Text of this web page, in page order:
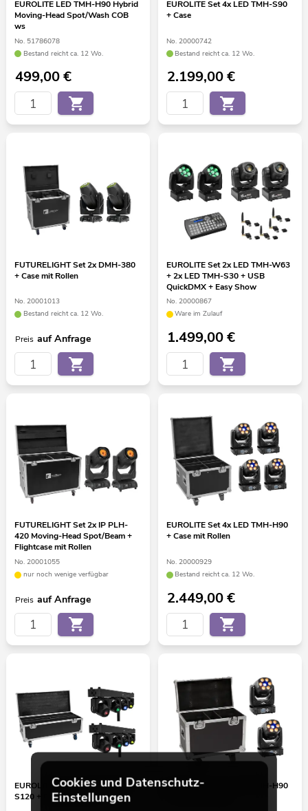
EUROLITE LED TMH-H90 Hybrid
Moving-Head Spot/Wash COB
ws
No. 51786078
Bestand reicht ca. 12 Wo.
499,00€
EUROLITE Set 4x LED TMH-S90
+ Case
No. 20000742
Bestand reicht ca. 12 Wo.
2.199,00€
FUTURELIGHT Set 2x DMH-380
+ Case mit Rollen
No. 20001013
Bestand reicht ca. 12 Wo.
Preis auf Anfrage
EUROLITE Set 2x LED TMH-W63
+ 2x LED TMH-S30 + USB
QuickDMX + Easy Show
No. 20000867
Ware im Zulauf
1.499,00€
FUTURELIGHT Set 2x IP PLH-
420 Moving-Head Spot/Beam +
Flightcase mit Rollen
No. 20001055
nur noch wenige verfügbar
Preis auf Anfrage
EUROLITE Set 4x LED TMH-H90
+ Case mit Rollen
No. 20000929
Bestand reicht ca. 12 Wo.
2.449,00€
EUROLITE Set 2x LED TMH Bar
S120 + Case mit Rollen
EUROLITE Set 2x LED TMH-H90
Cookies und Datenschutz-
Einstellungen